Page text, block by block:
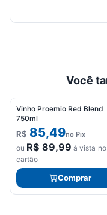
Você
Vinho Proemio Red Blend
750ml
R$ 85,49no Pix
ou R$ 89,99 à vista no
cartão
Comprar